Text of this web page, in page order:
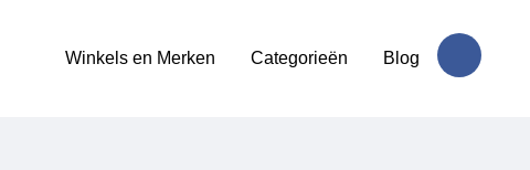
Winkels en Merken Categorieën Blog